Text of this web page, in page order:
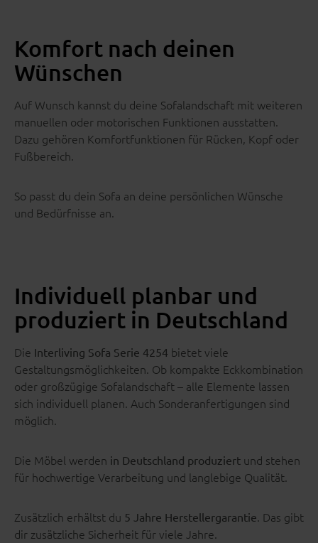
Komfort nach deinen
Wünschen
Auf Wunsch kannst du deine Sofalandschaft mit weiteren
manuellen oder motorischen Funktionen ausstatten.
Dazu gehören Komfortfunktionen für Rücken, Kopf oder
Fußbereich.
So passt du dein Sofa an deine persönlichen Wünsche
und Bedürfnisse an.
Individuell planbar und
produziert in Deutschland
Die Interliving Sofa Serie 4254 bietet viele
Gestaltungsmöglichkeiten. Ob kompakte Eckkombination
oder großzügige Sofalandschaft – alle Elemente lassen
sich individuell planen. Auch Sonderanfertigungen sind
möglich.
Die Möbel werden in Deutschland produziert und stehen
für hochwertige Verarbeitung und langlebige Qualität.
Zusätzlich erhältst du 5 Jahre Herstellergarantie. Das gibt
dir zusätzliche Sicherheit für viele Jahre.